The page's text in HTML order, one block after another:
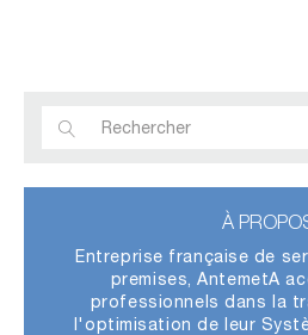
À
Entreprise française de
premises, AntemetA
professionnels dans la
l'optimisation de leur